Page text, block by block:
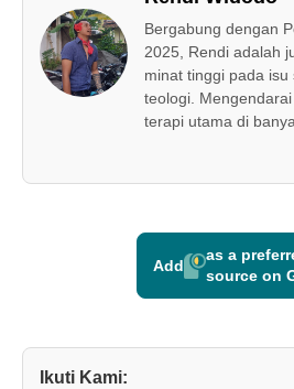
Bergabung dengan
2025, Rendi adalah
minat tinggi pada
teologi.
terapi utama di
Add
as a
source on
Ikuti Kami: